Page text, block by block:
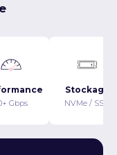
Gbps
Stockage
NVMe / SSD